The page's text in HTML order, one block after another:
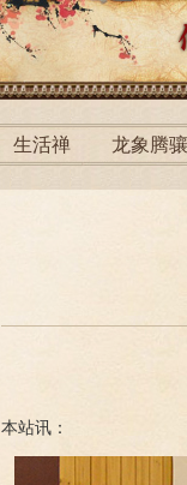
生活禅 龙象腾骧
本站讯：